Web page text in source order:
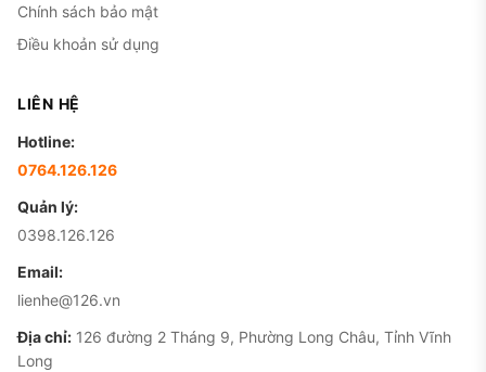
Chính sách bảo mật
Điều khoản sử dụng
LIÊN HỆ
Hotline:
0764.126.126
Quản lý:
0398.126.126
Email:
lienhe@126.vn
Địa chỉ: 126 đường 2 Tháng 9, Phường Long Châu, Tỉnh Vĩnh
Long